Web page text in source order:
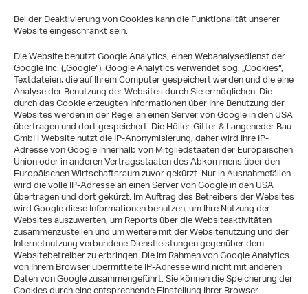
Bei der Deaktivierung von Cookies kann die Funktionalität unserer
Website eingeschränkt sein.
Die Website benutzt Google Analytics, einen Webanalysedienst der
Google Inc. („Google“). Google Analytics verwendet sog. „Cookies“,
Textdateien, die auf Ihrem Computer gespeichert werden und die eine
Analyse der Benutzung der Websites durch Sie ermöglichen. Die
durch das Cookie erzeugten Informationen über Ihre Benutzung der
Websites werden in der Regel an einen Server von Google in den USA
übertragen und dort gespeichert. Die Höller-Gitter & Langeneder Bau
GmbH Website nutzt die IP-Anonymisierung, daher wird Ihre IP-
Adresse von Google innerhalb von Mitgliedstaaten der Europäischen
Union oder in anderen Vertragsstaaten des Abkommens über den
Europäischen Wirtschaftsraum zuvor gekürzt. Nur in Ausnahmefällen
wird die volle IP-Adresse an einen Server von Google in den USA
übertragen und dort gekürzt. Im Auftrag des Betreibers der Websites
wird Google diese Informationen benutzen, um Ihre Nutzung der
Websites auszuwerten, um Reports über die Websiteaktivitäten
zusammenzustellen und um weitere mit der Websitenutzung und der
Internetnutzung verbundene Dienstleistungen gegenüber dem
Websitebetreiber zu erbringen. Die im Rahmen von Google Analytics
von Ihrem Browser übermittelte IP-Adresse wird nicht mit anderen
Daten von Google zusammengeführt. Sie können die Speicherung der
Cookies durch eine entsprechende Einstellung Ihrer Browser-